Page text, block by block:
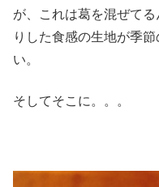
が、これは葛を混ぜて
りした食感の生地が季
い。
そしてそこに。。。